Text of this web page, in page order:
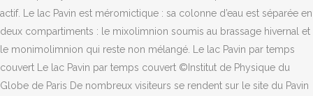
actif. Le lac Pavin est méromictique : sa colonne d’eau est séparée en
deux compartiments : le mixolimnion soumis au brassage hivernal et
le monimolimnion qui reste non mélangé. Le lac Pavin par temps
couvert Le lac Pavin par temps couvert ©Institut de Physique du
Globe de Paris De nombreux visiteurs se rendent sur le site du Pavin